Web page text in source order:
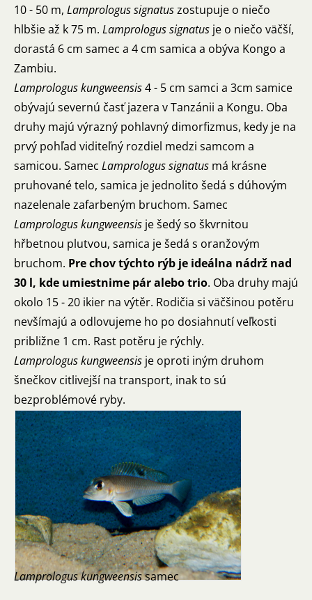
10 - 50 m, Lamprologus signatuszostupuje o niečo
hlbšie až k 75 m. Lamprologussignatus je o niečo väčší,
dorastá 6 cm samec a 4 cm samica a obýva Kongo a
Zambiu.
Lamprologus kungweensis4 - 5 cm samci a 3cm samice
obývajú severnú časť jazera v Tanzánii a Kongu. Oba
druhy majú výrazný pohlavný dimorfizmus, kedy je na
prvý pohľad viditeľný rozdiel medzi samcom a
samicou. Samec Lamprologus signatus má krásne
pruhované telo, samica je jednolito šedá s dúhovým
nazelenale zafarbeným bruchom. Samec
Lamprologus kungweensis je šedý so škvrnitou
hřbetnou plutvou, samica je šedá s oranžovým
bruchom. Pre chov týchto rýb je ideálna nádrž nad
30 l, kde umiestnime pár alebo trio. Oba druhy majú
okolo 15 - 20 ikier na výtěr. Rodičia si väčšinou potěru
nevšímajú a odlovujeme ho po dosiahnutí veľkosti
približne 1 cm. Rast potěru je rýchly.
Lamprologus kungweensis je oproti iným druhom
šnečkov citlivejší na transport, inak to sú
bezproblémové ryby.
Lamprologus kungweensissamec